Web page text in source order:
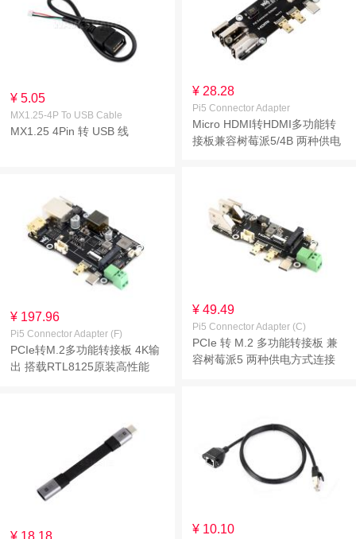
¥ 28.28
Pi5 Connector Adapter
Micro HDMI转HDMI多功能转
接板兼容树莓派5/4B 两种供电
¥ 5.05
MX1.25-4P To USB Cable
MX1.25 4Pin 转 USB 线
¥ 49.49
Pi5 Connector Adapter (C)
PCIe 转 M.2 多功能转接板 兼
容树莓派5 两种供电方式连接
¥ 197.96
Pi5 Connector Adapter (F)
PCIe转M.2多功能转接板 4K输
出 搭载RTL8125原装高性能
¥ 10.10
¥ 18.18